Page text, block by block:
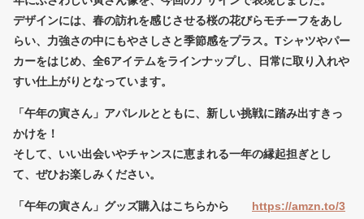
デザインには、春の訪れを感じさせる桜の花びらモチーフをあし
らい、力強さの中にもやさしさと季節感をプラス。Tシャツやパー
カーをはじめ、全6アイテムをラインナップし、日常に取り入れや
すい仕上がりとなっています。
「午年の寅さん」アパレルとともに、新しい挑戦に踏み出すきっ
かけを！
そして、いい出会いやチャンスに恵まれる一年の縁起担ぎとし
て、ぜひお楽しみください。
「午年の寅さん」グッズ購入はこちらから https://amzn.to/3